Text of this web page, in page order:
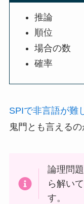
推論
順位
場合の数
確率
SPIで非言語が難
鬼門とも言えるの
論理問
ら解い
す。